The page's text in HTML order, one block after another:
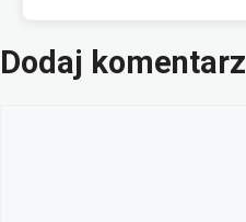
Dodaj komentarz